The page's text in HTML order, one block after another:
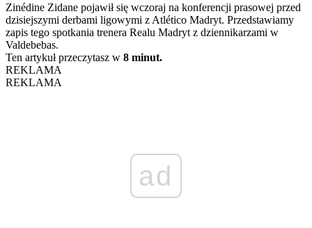
Zinédine Zidane pojawił się wczoraj na konferencji prasowej przed
dzisiejszymi derbami ligowymi z Atlético Madryt. Przedstawiamy
zapis tego spotkania trenera Realu Madryt z dziennikarzami w
Valdebebas.
Ten artykuł przeczytasz w 8 minut.
REKLAMA
REKLAMA
ad